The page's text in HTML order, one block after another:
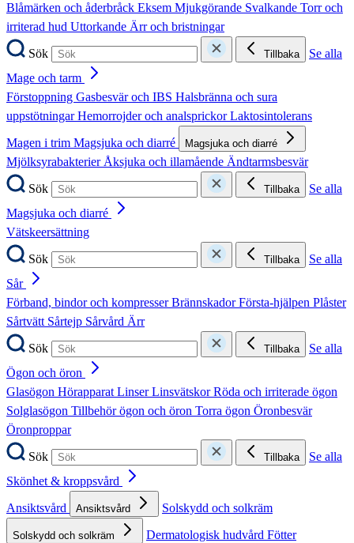
Blåmärken och åderbråck Eksem Mjukgörande Svalkande Torr och
irriterad hud Uttorkande Ärr och bristningar
Sök
Tillbaka
Se alla
Mage och tarm
Förstoppning Gasbesvär och IBS Halsbränna och sura
uppstötningarHemorrojder och analsprickorLaktosintolerans
Magen i trim Magsjuka och diarré Magsjuka och diarré
MjölksyrabakterierÅksjuka och illamående Ändtarmsbesvär
Sök
Tillbaka
Se alla
Magsjuka och diarré
Vätskeersättning
Sök
Tillbaka
Se alla
Sår
Förband, bindor och kompresserBrännskadorFörsta-hjälpen Plåster
Sårtvätt Sårtejp Sårvård Ärr
Sök
Tillbaka
Se alla
Ögon och öron
Glasögon HörapparatLinserLinsvätskorRöda och irriterade ögon
Solglasögon Tillbehör ögon och öron Torra ögon Öronbesvär
Öronproppar
Sök
Tillbaka
Se alla
Skönhet & kroppsvård
Ansiktsvård
Ansiktsvård Solskydd och solkräm
Solskydd och solkräm Dermatologisk hudvård Fötter